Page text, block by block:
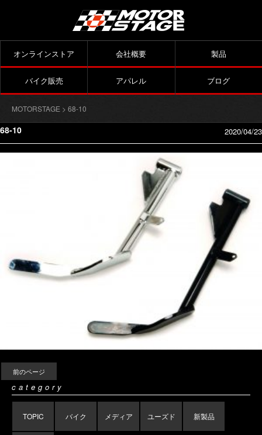
オンラインストア 会社概要 製品
バイク販売 アパレル ブログ
MOTORSTAGE > 68-10
68-10 2020/04/23
前のページ
category
TOPIC バイク メディア ユーズド 新製品